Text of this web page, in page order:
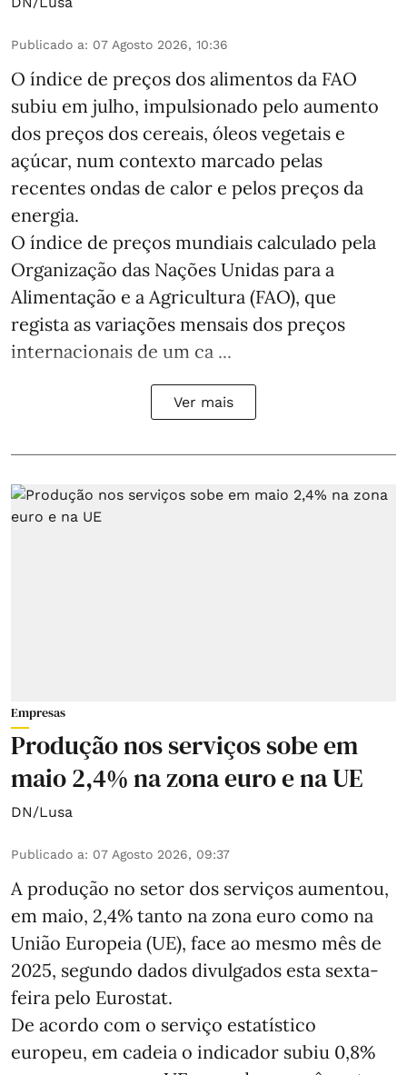
Publicado a: 07 Agosto 2026, 10:36
O índice de preços dos alimentos da FAO
subiu em julho, impulsionado pelo aumento
dos preços dos cereais, óleos vegetais e
açúcar, num contexto marcado pelas
recentes ondas de calor e pelos preços da
energia.
O índice de preços mundiais calculado pela
Organização das Nações Unidas para a
Alimentação e a Agricultura (FAO), que
regista as variações mensais dos preços
internacionais de um ca ...
Ver mais
Empresas
Produção nos serviços sobe em
maio 2,4% na zona euro e na UE
DN/Lusa
Publicado a: 07 Agosto 2026, 09:37
A produção no setor dos serviços aumentou,
em maio, 2,4% tanto na zona euro como na
União Europeia (UE), face ao mesmo mês de
2025, segundo dados divulgados esta sexta-
feira pelo Eurostat.
De acordo com o serviço estatístico
europeu, em cadeia o indicador subiu 0,8%